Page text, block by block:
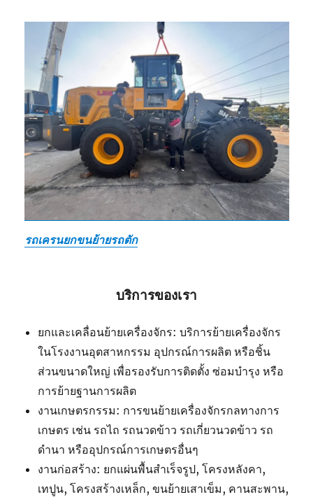
รถเครนยกขนย้ายรถตัก
บริการของเรา
ยกและเคลื่อนย้ายเครื่องจักร: บริการย้ายเครื่องจักร
ในโรงงานอุตสาหกรรม อุปกรณ์การผลิต หรือชิ้น
ส่วนขนาดใหญ่ เพื่อรองรับการติดตั้ง ซ่อมบำรุง หรือ
การย้ายฐานการผลิต
งานเกษตรกรรม: การขนย้ายเครื่องจักรกลทางการ
เกษตร เช่น รถไถ รถนวดข้าว รถเกี่ยวนวดข้าว รถ
ดำนา หรืออุปกรณ์การเกษตรอื่นๆ
งานก่อสร้าง: ยกแผ่นพื้นสำเร็จรูป, โครงหลังคา,
เทปูน, โครงสร้างเหล็ก, ขนย้ายเสาเข็ม, คานสะพาน,